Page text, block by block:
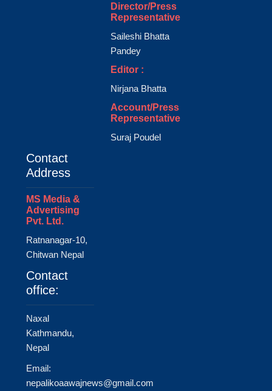
Director/Press
Representative
Saileshi Bhatta
Pandey
Editor :
Nirjana Bhatta
Account/Press
Representative
Suraj Poudel
Contact
Address
MS Media &
Advertising
Pvt. Ltd.
Ratnanagar-10,
Chitwan Nepal
Contact
office:
Naxal
Kathmandu,
Nepal
Email:
nepalikoaawajnews@gmail.com